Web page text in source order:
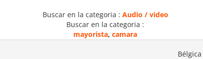
Buscar en la categoria : Audio / video
Buscar en la categoria :
mayorista, camara
Bélgica